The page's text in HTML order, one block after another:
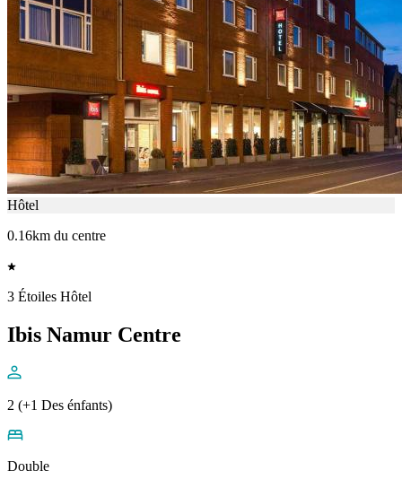
Hôtel
0.16km du centre
3 Étoiles Hôtel
Ibis Namur Centre
2 (+1 Des énfants)
Double